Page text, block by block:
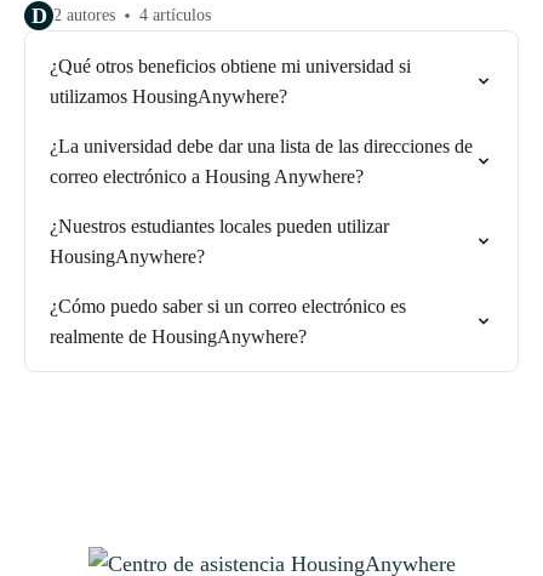
D 2 autores 4 artículos
¿Qué otros beneficios obtiene mi universidad si
utilizamos HousingAnywhere?
¿La universidad debe dar una lista de las direcciones de
correo electrónico a Housing Anywhere?
¿Nuestros estudiantes locales pueden utilizar
HousingAnywhere?
¿Cómo puedo saber si un correo electrónico es
realmente de HousingAnywhere?